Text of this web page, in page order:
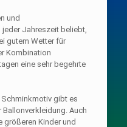
und
Jahreszeit beliebt,
gutem Wetter für
Kombination
eine sehr begehrte
gibt es
Auch
größeren Kinder und